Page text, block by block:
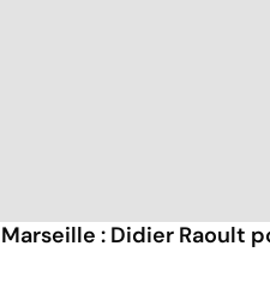
Marseille : Didier Raoult